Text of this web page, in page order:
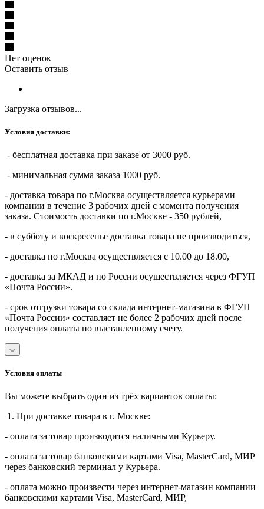
Нет оценок
Оставить отзыв
Загрузка отзывов...
Условия доставки:
- бесплатная доставка при заказе от 3000 руб.
- минимальная сумма заказа 1000 руб.
- доставка товара по г.Москва осуществляется курьерами
компании в течение 3 рабочих дней с момента получения
заказа. Стоимость доставки по г.Москве - 350 рублей,
- в субботу и воскресенье доставка товара не производиться,
- доставка по г.Москва осуществляется с 10.00 до 18.00,
- доставка за МКАД и по России осуществляется через ФГУП
«Почта России».
- срок отгрузки товара со склада интернет-магазина в ФГУП
«Почта России» составляет не более 2 рабочих дней после
получения оплаты по выставленному счету.
Условия оплаты
Вы можете выбрать один из трёх вариантов оплаты:
1. При доставке товара в г. Москве:
- оплата за товар производится наличными Курьеру.
- оплата за товар банковскими картами Visa, MasterСard, МИР
через банковский терминал у Курьера.
- оплата можно произвести через интернет-магазин компании
банковскими картами Visa, MasterСard, МИР,